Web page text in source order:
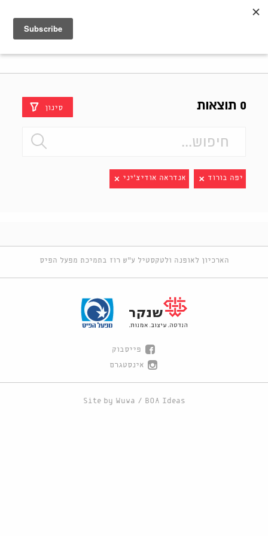
0 תוצאות סינון
יפה בורוד אנדראה אודיצ׳יני
הארכיון לאופנה ולטקסטיל ע"ש רוז בתמיכת מפעל הפיס
פייסבוק
אינסטגרם
Site by Wuwa / BOA Ideas